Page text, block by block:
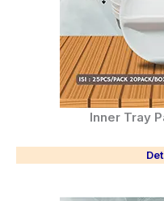
Inner Tray